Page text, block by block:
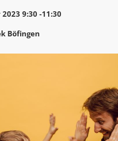
9:30 -11:30
Böfingen